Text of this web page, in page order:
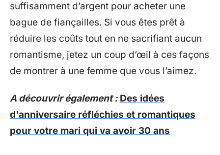
suffisamment d’argent pour acheter une
bague de fiançailles. Si vous êtes prêt à
réduire les coûts tout en ne sacrifiant aucun
romantisme, jetez un coup d’œil à ces façons
de montrer à une femme que vous l’aimez.
A découvrir également : Des idées
d'anniversaire réfléchies et romantiques
pour votre mari qui va avoir 30 ans